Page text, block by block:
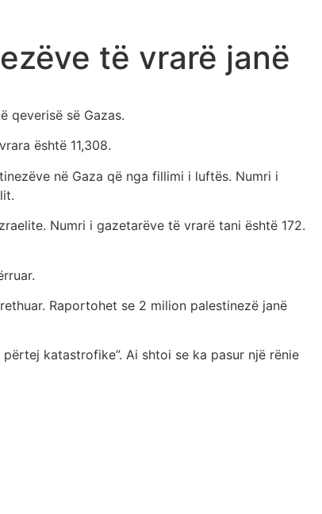
të vrarë janë
qeverisë së Gazas.
është 11,308.
në Gaza që nga fillimi i luftës. Numri i
Numri i gazetarëve të vrarë tani është 172.
Raportohet se 2 milion palestinezë janë
katastrofike”. Ai shtoi se ka pasur një rënie